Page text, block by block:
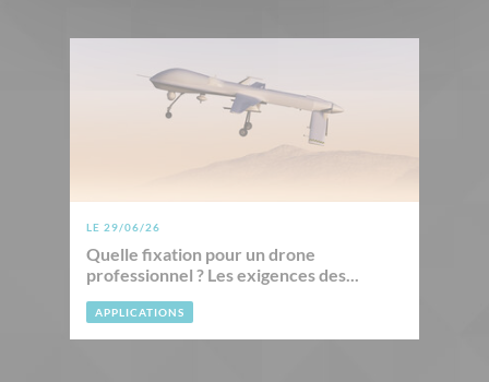
LE 29/06/26
Quelle fixation pour un drone
professionnel ? Les exigences des...
APPLICATIONS